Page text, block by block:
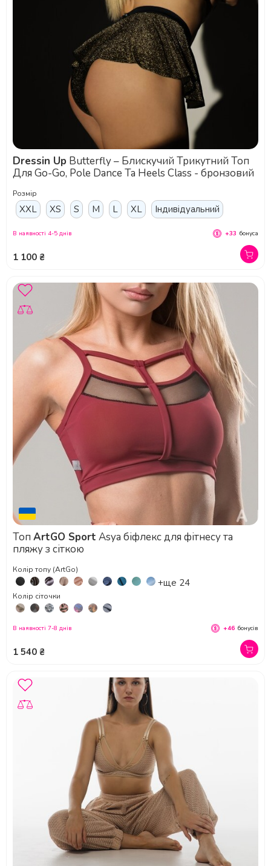
Dressin Up
Для Go-Go, Pole Dance Та Heels Class - бронзовий
Розмір
XXL XS S M L XL Індивідуальний
1 100 ₴
В наявності 4-5 днів +33 бонуса
Топ ArtGO Sport Asya біфлекс для фітнесу та
пляжу з сіткою
Колір топу (ArtGo)
+ще 24
Колір сіточки
1 540 ₴
В наявності 7-8 днів +46 бонусів